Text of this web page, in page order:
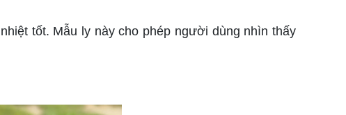
tốt. Mẫu ly này cho phép người dùng nhìn thấy